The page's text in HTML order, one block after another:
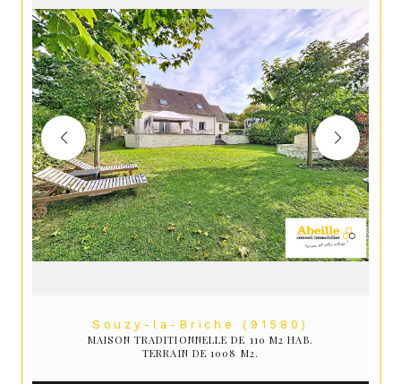
Souzy-la-Briche (91580)
MAISON TRADITIONNELLE DE 110 M2 HAB.
TERRAIN DE 1008 M2.